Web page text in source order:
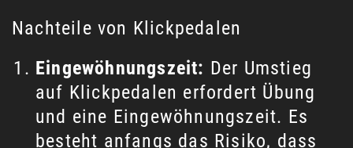
Nachteile von Klickpedalen
Eingewöhnungszeit: Der Umstieg
auf Klickpedalen erfordert Übung
und eine Eingewöhnungszeit. Es
besteht anfangs das Risiko, dass